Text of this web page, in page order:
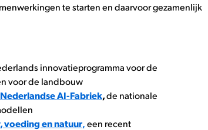
te starten en daarvoor gezamenlijk
innovatieprogramma voor de
voor de landbouw
Nederlandse AI-Fabriek,de nationale
voeding en natuur,een recent